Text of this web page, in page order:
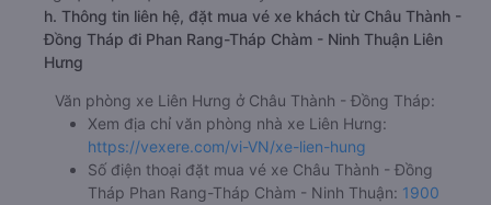
h. Thông tin liên hệ, đặt mua vé xe khách từ Châu Thành -
Đồng Tháp đi Phan Rang-Tháp Chàm - Ninh Thuận Liên
Hưng
Văn phòng xe Liên Hưng ở Châu Thành - Đồng Tháp:
Xem địa chỉ văn phòng nhà xe Liên Hưng:
https://vexere.com/vi-VN/xe-lien-hung
Số điện thoại đặt mua vé xe Châu Thành - Đồng
Tháp Phan Rang-Tháp Chàm - Ninh Thuận: 1900